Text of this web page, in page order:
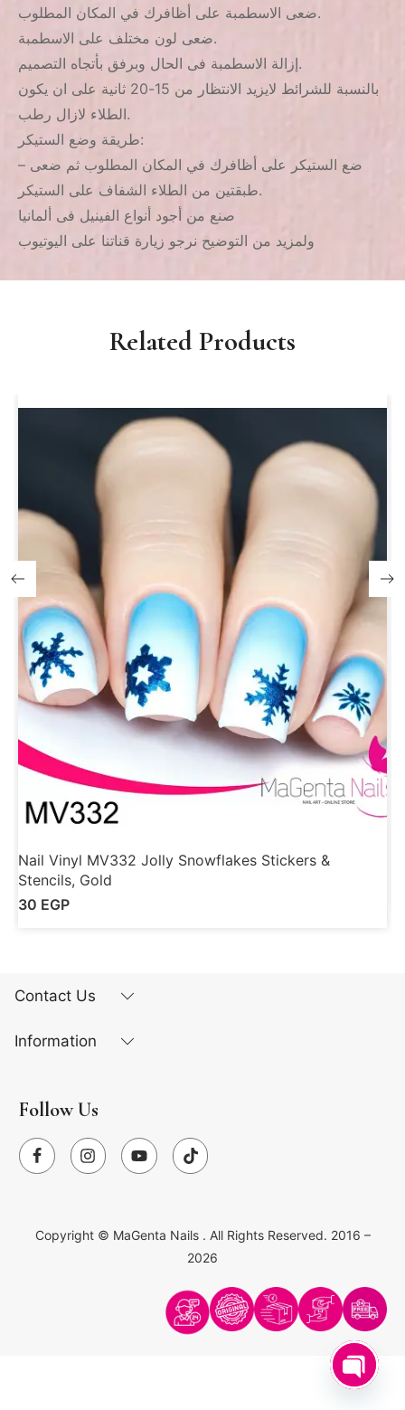
ضعى الاسطمبة على أظافرك في المكان المطلوب.
ضعى لون مختلف على الاسطمبة.
إزالة الاسطمبة فى الحال وبرفق بأتجاه التصميم.
بالنسبة للشرائط لايزيد الانتظار من 15-20 ثانية على ان يكون
الطلاء لازال رطب.
طريقة وضع الستيكر:
– ضع الستيكر على أظافرك في المكان المطلوب ثم ضعى
طبقتين من الطلاء الشفاف على الستيكر.
صنع من أجود أنواع الفينيل فى ألمانيا
ولمزيد من التوضيح نرجو زيارة قناتنا على اليوتيوب
Related Products
Nail Vinyl MV332 Jolly Snowflakes Stickers &
Stencils, Gold
30 EGP
Contact Us
Information
Follow Us
Copyright © MaGenta Nails . All Rights Reserved. 2016 –
2026